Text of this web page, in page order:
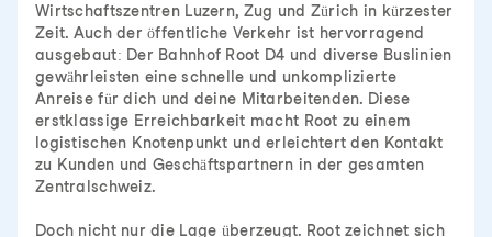
Wirtschaftszentren Luzern, Zug und Zürich in kürzester
Zeit. Auch der öffentliche Verkehr ist hervorragend
ausgebaut: Der Bahnhof Root D4 und diverse Buslinien
gewährleisten eine schnelle und unkomplizierte
Anreise für dich und deine Mitarbeitenden. Diese
erstklassige Erreichbarkeit macht Root zu einem
logistischen Knotenpunkt und erleichtert den Kontakt
zu Kunden und Geschäftspartnern in der gesamten
Zentralschweiz.
Doch nicht nur die Lage überzeugt. Root zeichnet sich